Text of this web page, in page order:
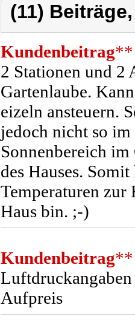
(11)
Kundenbeitrag**
2 Stationen und 2
Gartenlaube.
eizeln ansteuern.
jedoch nicht so
Sonnenbereich im
des Hauses.
Temperaturen zur
Haus bin. ;-)
Kundenbeitrag**
Aufpreis